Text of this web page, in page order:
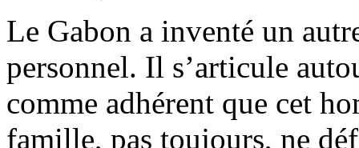
Le Gabon a inventé un
personnel. Il s’articule
comme adhérent que cet
famille, pas toujours, ne